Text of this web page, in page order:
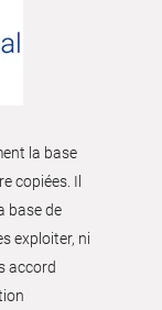
la base
copiées. Il
base de
exploiter, ni
accord